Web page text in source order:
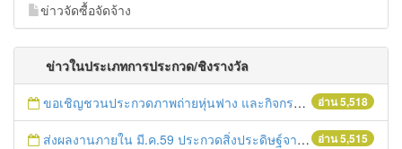
ข่าวจัดซื้อจัดจ้าง
ข่าวในประเภทการประกวด/ชิงรางวัล
อ่าน 5,518
ขอเชิญชวนประกวดภาพถ่ายหุ่นฟาง และกิจกรรมถ่ายรูปกับหุ่นฟางนก ในงานมหกรรมหุ่นฟางนกและงานกาชาดจังหวัดชัยนาท ครั้งที่ 31
อ่าน 5,515
ส่งผลงานภายใน มี.ค.59 ประกวดสิ่งประดิษฐ์จากสิ่งของเหลือใช้ พ.ศ.2559